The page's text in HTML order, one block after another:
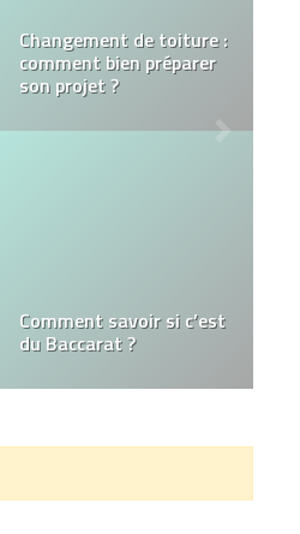
5 conseils pour rénover
sa maison sans se
ruiner
Lacoste pour homme et
femme